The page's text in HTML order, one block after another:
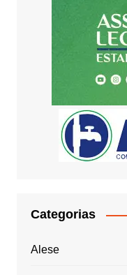
Categorias
Alese